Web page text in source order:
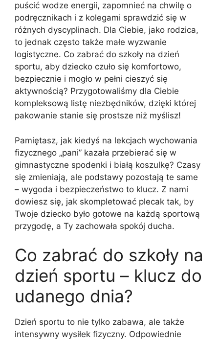
puścić wodze energii, zapomnieć na chwilę o
podręcznikach i z kolegami sprawdzić się w
różnych dyscyplinach. Dla Ciebie, jako rodzica,
to jednak często także małe wyzwanie
logistyczne. Co zabrać do szkoły na dzień
sportu, aby dziecko czuło się komfortowo,
bezpiecznie i mogło w pełni cieszyć się
aktywnością? Przygotowaliśmy dla Ciebie
kompleksową listę niezbędników, dzięki której
pakowanie stanie się prostsze niż myślisz!
Pamiętasz, jak kiedyś na lekcjach wychowania
fizycznego „pani” kazała przebierać się w
gimnastyczne spodenki i białą koszulkę? Czasy
się zmieniają, ale podstawy pozostają te same
– wygoda i bezpieczeństwo to klucz. Z nami
dowiesz się, jak skompletować plecak tak, by
Twoje dziecko było gotowe na każdą sportową
przygodę, a Ty zachowała spokój ducha.
Co zabrać do szkoły na
dzień sportu – klucz do
udanego dnia?
Dzień sportu to nie tylko zabawa, ale także
intensywny wysiłek fizyczny. Odpowiednie